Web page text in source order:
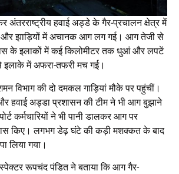
अंतरराष्ट्रीय हवाई अड्डे के गैर-प्रचालन क्षेत्र में
और झाड़ियों में अचानक आग लग गई। आग तेजी से
के इलाकों में कई किलोमीटर तक धुआं और लपटें
इलाके में अफरा-तफरी मच गई।
विभाग की दो दमकल गाड़ियां मौके पर पहुंचीं।
हवाई अड्डा प्रशासन की टीम ने भी आग बुझाने
कर्मचारियों ने भी पानी डालकर आग पर
किए। लगभग डेढ़ घंटे की कड़ी मशक्कत के बाद
लिया गया।
रूपचंद पंडित ने बताया कि आग गैर-